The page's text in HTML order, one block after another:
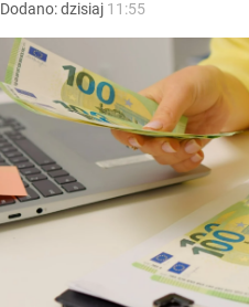
Dodano:dzisiaj 11:55